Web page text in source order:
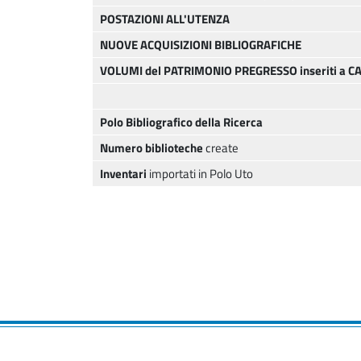
POSTAZIONI ALL'UTENZA
NUOVE ACQUISIZIONI BIBLIOGRAFICHE
VOLUMI del PATRIMONIO PREGRESSO inseriti a
Polo Bibliografico della Ricerca
Numero bibliotechecreate
Inventari importati in Polo Uto